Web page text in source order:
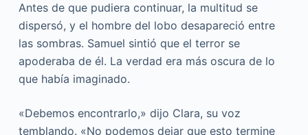
Antes de que pudiera continuar, la multitud se
dispersó, y el hombre del lobo desapareció entre
las sombras. Samuel sintió que el terror se
apoderaba de él. La verdad era más oscura de lo
que había imaginado.
«Debemos encontrarlo,» dijo Clara, su voz
temblando. «No podemos dejar que esto termine